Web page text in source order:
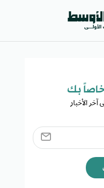
بك​
الأخبار